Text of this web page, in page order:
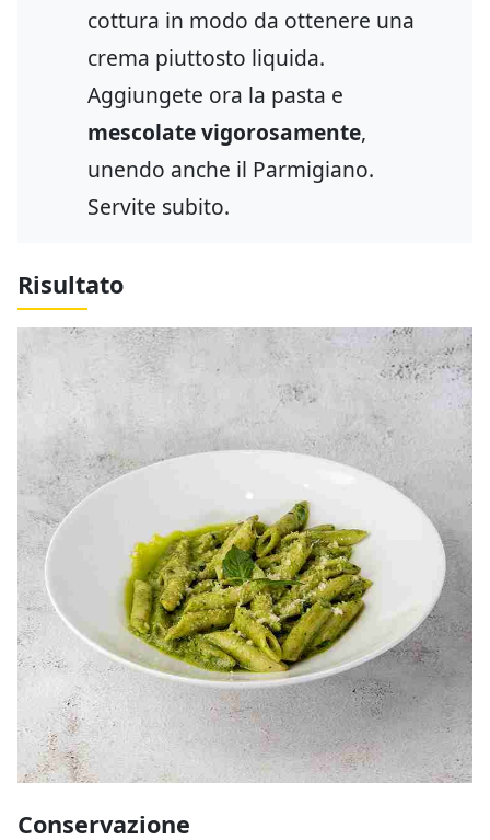
cottura in modo da ottenere una
crema piuttosto liquida.
Aggiungete ora la pasta e
mescolate vigorosamente,
unendo anche il Parmigiano.
Servite subito.
Risultato
Conservazione